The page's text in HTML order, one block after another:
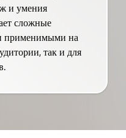
и умения
сложные
применимыми на
так и для